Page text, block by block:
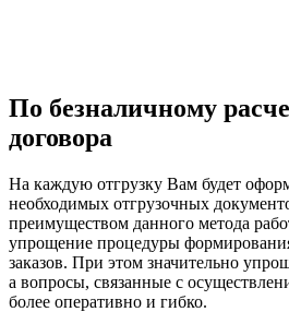
По безналичному
договора
На каждую отгрузку Вам будет
необходимых отгрузочных
преимуществом данного метода
упрощение процедуры
заказов. При этом значительно
а вопросы, связанные с
более оперативно и гибко.